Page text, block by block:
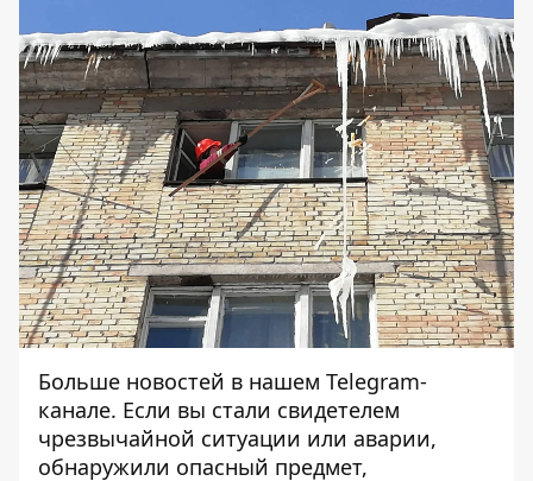
Больше новостей в нашем Telegram-
канале. Если вы стали свидетелем
чрезвычайной ситуации или аварии,
обнаружили опасный предмет,